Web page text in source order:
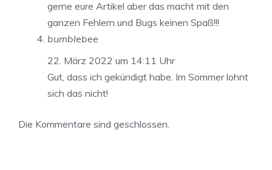
gerne eure Artikel aber das macht mit den
ganzen Fehlern und Bugs keinen Spaß!!!
bumblebee
22. März 2022 um 14:11 Uhr
Gut, dass ich gekündigt habe. Im Sommer lohnt
sich das nicht!
Die Kommentare sind geschlossen.